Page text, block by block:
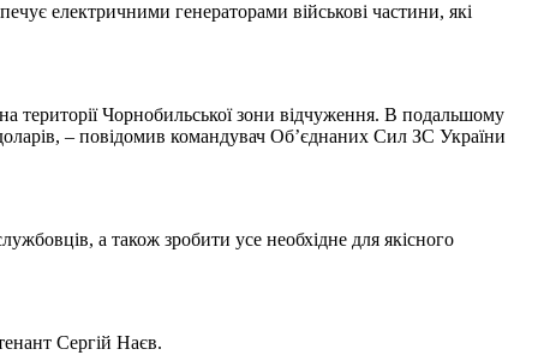
електричними генераторами військові частини, які
території Чорнобильської зони відчуження. В подальшому
– повідомив командувач Об’єднаних Сил ЗС України
а також зробити усе необхідне для якісного
Сергій Наєв.